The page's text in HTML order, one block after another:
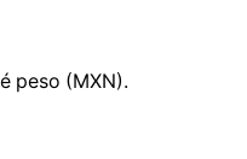
peso (MXN).